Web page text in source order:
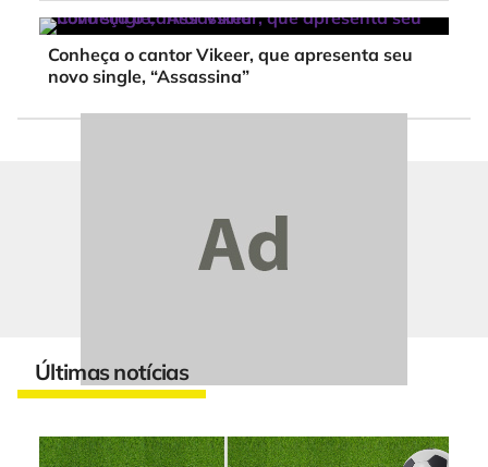
Conheça o cantor Vikeer, que apresenta seu
novo single, “Assassina”
Últimas notícias